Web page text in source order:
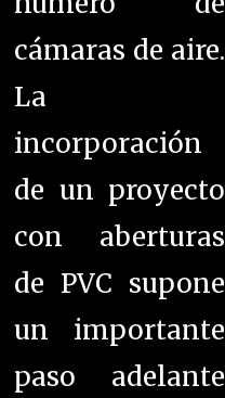
cámaras de aire.
La
incorporación
de un proyecto
con aberturas
de PVC supone
un importante
paso adelante